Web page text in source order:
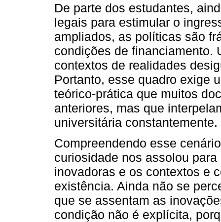
De parte dos estudantes,
legais para estimular o
ampliados, as políticas são
condições de financiamento.
contextos de realidades
Portanto, esse quadro exige
teórico-prática que muitos
anteriores, mas que
universitária constantemente.
Compreendendo esse
curiosidade nos assolou
inovadoras e os contextos e
existência. Ainda não se
que se assentam as
condição não é explícita,